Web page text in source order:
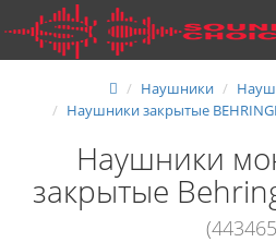
Наушники
Наушники закрытые
Наушники
закрытые